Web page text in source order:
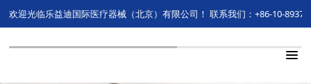
欢迎光临乐益迪国际医疗器械（北京）有限公司！ 联系我们：+86-10-